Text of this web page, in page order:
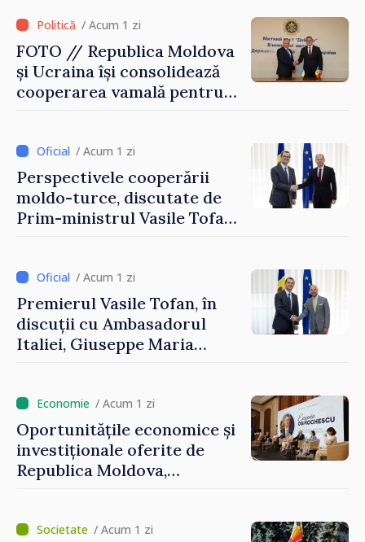
/ Acum 1 zi
FOTO // Republica Moldova
și Ucraina își consolidează
cooperarea vamală pentru
Reuniune la Moghiliov-
Podolsk
/ Acum 1 zi
Perspectivele cooperării
moldo-turce, discutate de
Prim-ministrul Vasile Tofan
/ Acum 1 zi
Premierul Vasile Tofan, în
discuții cu Ambasadorul
Italiei, Giuseppe Maria
/ Acum 1 zi
Oportunitățile economice și
investiționale oferite de
Republica Moldova,
Forumul Diasporei
/ Acum 1 zi